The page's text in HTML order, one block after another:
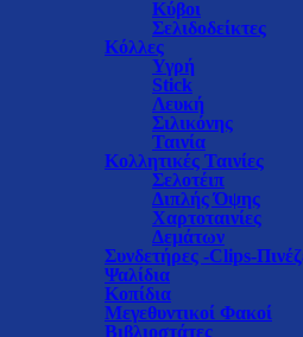
Κύβοι
Σελιδοδείκτες
Κόλλες
Υγρή
Stick
Λευκή
Σιλικόνης
Ταινία
Κολλητικές Ταινίες
Σελοτέιπ
Διπλής Όψης
Χαρτοταινίες
Δεμάτων
Συνδετήρες -Clips-
Ψαλίδια
Κοπίδια
Μεγεθυντικοί Φακοί
Βιβλιοστάτες